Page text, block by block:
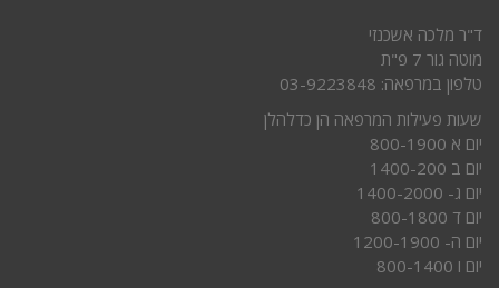
ד"ר מלכה אשכנזי
מוטה גור 7 פ"ת
טלפון במרפאה: 03-9223848
שעות פעילות המרפאה הן כדלהלן
יום א 800-1900
יום ב 1400-200
יום ג- 1400-2000
יום ד 800-1800
יום ה- 1200-1900
יום ו 800-1400